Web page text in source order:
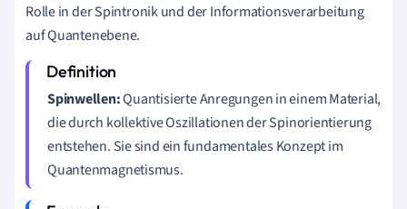
Rolle in der Spintronik und der Informationsverarbeitung
auf Quantenebene.
Spinwellen:Quantisierte Anregungen in einem Material,
die durch kollektive Oszillationen der Spinorientierung
entstehen. Sie sind ein fundamentales Konzept im
Quantenmagnetismus.